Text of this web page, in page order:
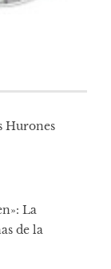
Hurones
La
de la